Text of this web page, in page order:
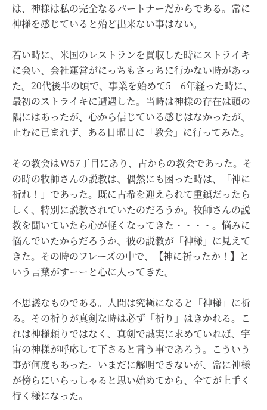
は、神様は私の完全なるパートナーだからである。常に
神様を感じていると殆ど出来ない事はない。
若い時に、米国のレストランを買収した時にストライキ
に会い、会社運営がにっちもさっちに行かない時があっ
た。20代後半の頃で、事業を始めて5－6年経った時に、
最初のストライキに遭遇した。当時は神様の存在は頭の
隅にはあったが、心から信じている感じはなかったが、
止むに已まれず、ある日曜日に「教会」に行ってみた。
その教会はW57丁目にあり、古からの教会であった。そ
の時の牧師さんの説教は、偶然にも困った時は、「神に
祈れ！」であった。既に古希を迎えられて重鎮だったら
しく、特別に説教されていたのだろうか。牧師さんの説
教を聞いていたら心が軽くなってきた・・・・。悩みに
悩んでいたからだろうか、彼の説教が「神様」に見えて
きた。その時のフレーズの中で、【神に祈ったか！】と
いう言葉がすーーと心に入ってきた。
不思議なものである。人間は究極になると「神様」に祈
る。その祈りが真剣な時は必ず「祈り」はきかれる。こ
れは神様頼りではなく、真剣で誠実に求めていれば、宇
宙の神様が呼応して下さると言う事であろう。こういう
事が何度もあった。いまだに解明できないが、常に神様
が傍らにいらっしゃると思い始めてから、全てが上手く
行く様になった。